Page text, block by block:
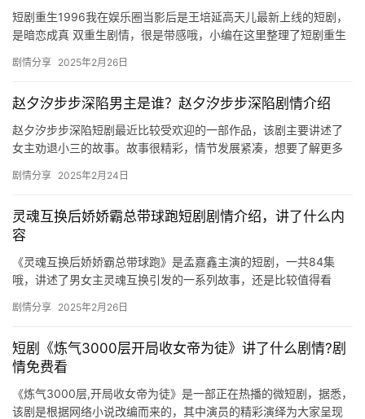
短剧重生1996我在娱乐圈当影后是王培延高天儿最新上线的短剧，
是暗恋成真 双重生剧情，很是带感哦，小编在这里整理了短剧重生
剧情分享 2025年2月26日
赵夕汐步步深陷男主是谁？赵夕汐步步深陷剧情介绍
赵夕汐步步深陷短剧最近比较受欢迎的一部作品，该剧主要讲述了
女主劝退小三的故事。故事很精彩，情节发展紧凑，想要了解更多
剧情分享 2025年2月24日
灵魂互换后娇娇霸总带球跑短剧剧情介绍，讲了什么内
容
《灵魂互换后娇娇霸总带球跑》是孟嘉鑫主演的短剧，一共84集
哦，讲述了男女主灵魂互换引发的一系列故事，还是比较值得看
不相识…
剧情分享 2025年2月26日
短剧《炼气3000层开局收女帝为徒》讲了什么剧情?剧
情免费看
《炼气3000层,开局收女帝为徒》是一部正在热播的微短剧，据悉，
该剧是根据网络小说改编而来的，其中演员的精彩演绎为大家呈现